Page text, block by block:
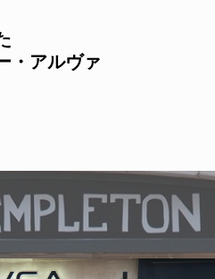
・アルヴァ